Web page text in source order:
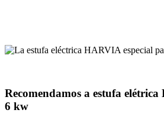
Recomendamos a estufa
6 kw